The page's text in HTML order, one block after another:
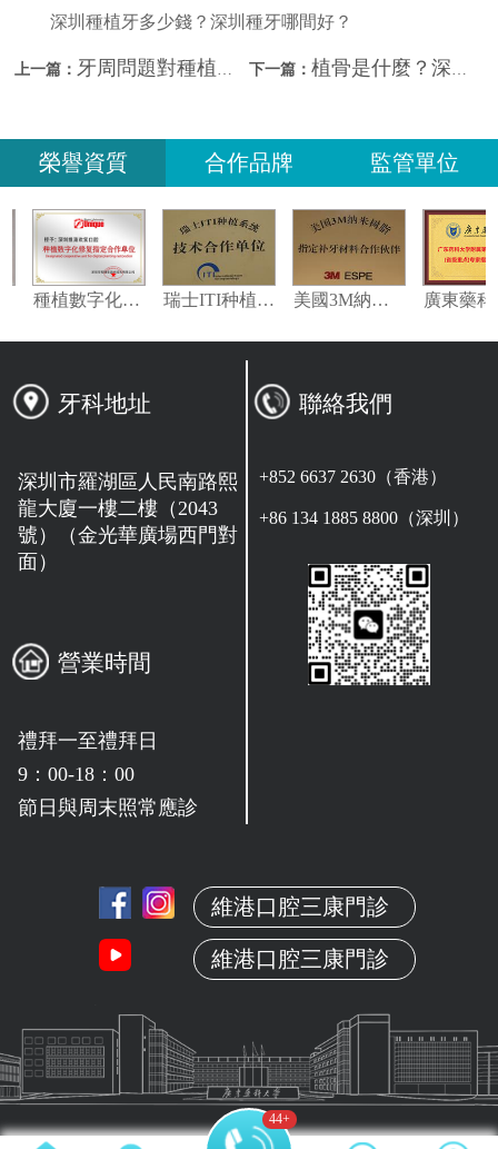
深圳種植牙多少錢？深圳種牙哪間好？
上一篇： 牙周問題對種植牙有影響嗎？深圳種植牙價錢？ 下一篇： 植骨是什麼？深圳種植牙要植骨？
榮譽資質 合作品牌 監管單位
牙科地址
深圳市羅湖區人民南路熙
龍大廈一樓二樓（2043
號）（金光華廣場西門對
面）
營業時間
禮拜一至禮拜日
9：00-18：00
節日與周末照常應診
維港口腔三康門診
維港口腔三康門診
聯絡我們
+852 6637 2630（香港）
+86 134 1885 8800（深圳）
44+